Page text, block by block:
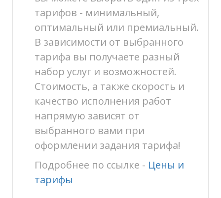
тарифов - минимальный,
оптимальный или премиальный.
В зависимости от выбранного
тарифа вы получаете разный
набор услуг и возможностей.
Стоимость, а также скорость и
качество исполнения работ
напрямую зависят от
выбранного вами при
оформлении задания тарифа!
Подробнее по ссылке - Цены и
тарифы